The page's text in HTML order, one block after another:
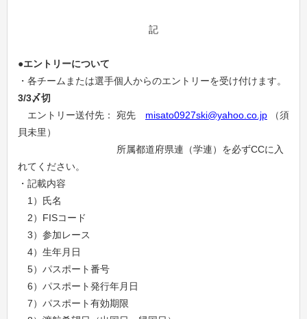
記
●エントリーについて
・各チームまたは選手個人からのエントリーを受け付けます。
3/3〆切
エントリー送付先： 宛先 misato0927ski@yahoo.co.jp （須
貝未里）
所属都道府県連（学連）を必ずCCに入
れてください。
・記載内容
1）氏名
2）FISコード
3）参加レース
4）生年月日
5）パスポート番号
6）パスポート発行年月日
7）パスポート有効期限